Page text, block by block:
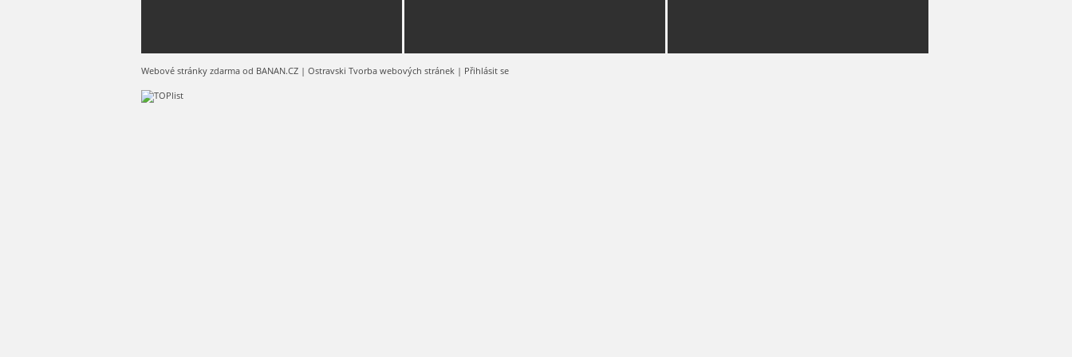
Webové stránky zdarma od BANAN.CZ | Ostravski Tvorba webových stránek | Přihlásit se